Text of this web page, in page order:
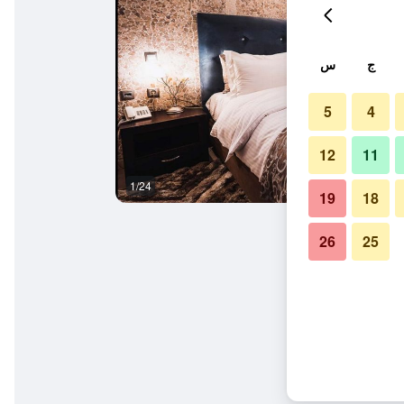
1/24
ج س
4
5
11
12
18
19
25
26